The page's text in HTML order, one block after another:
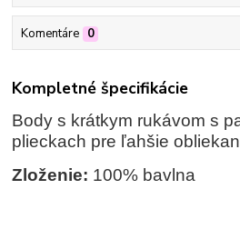
Komentáre 0
Kompletné špecifikácie
Body s krátkym rukávom s
plieckach pre ľahšie
Zloženie: 100% bavlna